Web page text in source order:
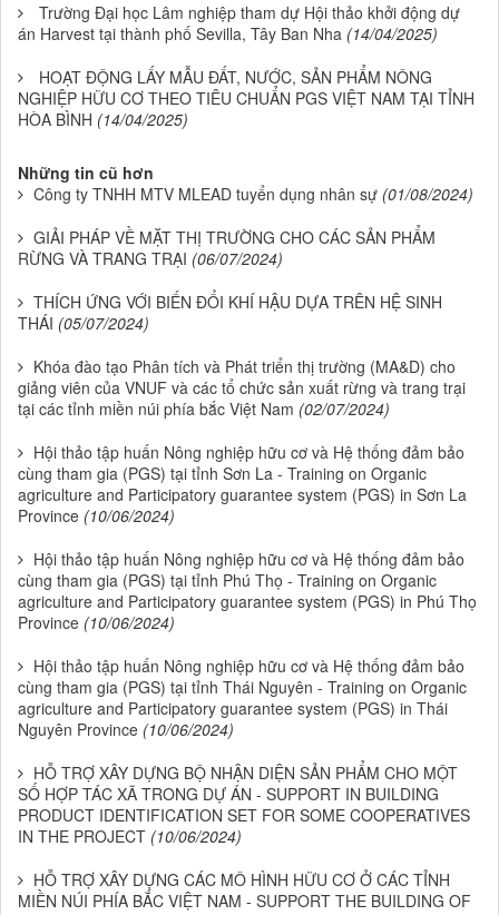
Trường Đại học Lâm nghiệp tham dự Hội thảo khởi động dự
án Harvest tại thành phố Sevilla, Tây Ban Nha (14/04/2025)
HOẠT ĐỘNG LẤY MẪU ĐẤT, NƯỚC, SẢN PHẨM NÔNG
NGHIỆP HỮU CƠ THEO TIÊU CHUẨN PGS VIỆT NAM TẠI TỈNH
HÒA BÌNH (14/04/2025)
Những tin cũ hơn
Công ty TNHH MTV MLEAD tuyển dụng nhân sự (01/08/2024)
GIẢI PHÁP VỀ MẶT THỊ TRƯỜNG CHO CÁC SẢN PHẨM
RỪNG VÀ TRANG TRẠI (06/07/2024)
THÍCH ỨNG VỚI BIẾN ĐỔI KHÍ HẬU DỰA TRÊN HỆ SINH
THÁI (05/07/2024)
Khóa đào tạo Phân tích và Phát triển thị trường (MA&D) cho
giảng viên của VNUF và các tổ chức sản xuất rừng và trang trại
tại các tỉnh miền núi phía bắc Việt Nam (02/07/2024)
Hội thảo tập huấn Nông nghiệp hữu cơ và Hệ thống đảm bảo
cùng tham gia (PGS) tại tỉnh Sơn La - Training on Organic
agriculture and Participatory guarantee system (PGS) in Sơn La
Province (10/06/2024)
Hội thảo tập huấn Nông nghiệp hữu cơ và Hệ thống đảm bảo
cùng tham gia (PGS) tại tỉnh Phú Thọ - Training on Organic
agriculture and Participatory guarantee system (PGS) in Phú Thọ
Province (10/06/2024)
Hội thảo tập huấn Nông nghiệp hữu cơ và Hệ thống đảm bảo
cùng tham gia (PGS) tại tỉnh Thái Nguyên - Training on Organic
agriculture and Participatory guarantee system (PGS) in Thái
Nguyên Province (10/06/2024)
HỖ TRỢ XÂY DỰNG BỘ NHẬN DIỆN SẢN PHẨM CHO MỘT
SỐ HỢP TÁC XÃ TRONG DỰ ÁN - SUPPORT IN BUILDING
PRODUCT IDENTIFICATION SET FOR SOME COOPERATIVES
IN THE PROJECT (10/06/2024)
HỖ TRỢ XÂY DỰNG CÁC MÔ HÌNH HỮU CƠ Ở CÁC TỈNH
MIỀN NÚI PHÍA BẮC VIỆT NAM - SUPPORT THE BUILDING OF